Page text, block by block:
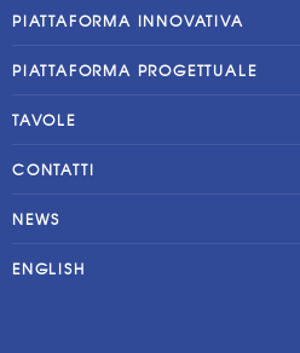
PIATTAFORMA INNOVATIVA
PIATTAFORMA PROGETTUALE
TAVOLE
CONTATTI
NEWS
ENGLISH